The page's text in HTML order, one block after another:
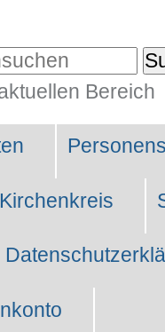
Bereich
Kirchenkreis